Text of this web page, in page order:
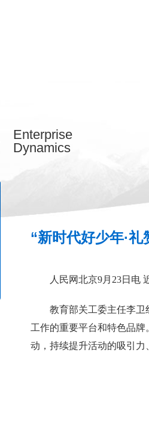
Enterprise
Dynamics
“新时代好少年·
人民网北京9月23日电
教育部关工委主任李卫
工作的重要平台和特色品
动，持续提升活动的吸引力